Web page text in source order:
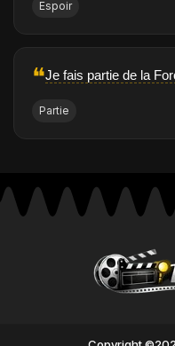
Espoir
❝Je fais partie de la
Partie